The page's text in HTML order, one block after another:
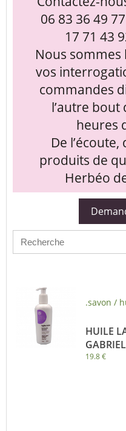
06 83 36 49
17 71 43
Nous
vos
commandes
l’autre bout
heures
De
produits de
Herbéo
.savon /
HUILE
19.8 €